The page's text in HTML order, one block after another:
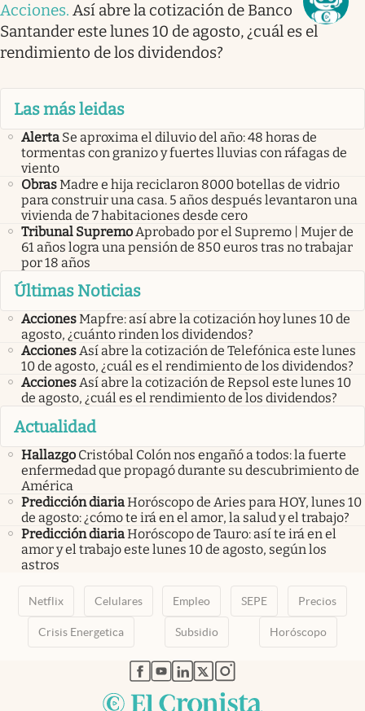
Acciones. Así abre la cotización de Banco
Santander este lunes 10 de agosto, ¿cuál es el
rendimiento de los dividendos?
Las más leidas
Alerta Se aproxima el diluvio del año: 48 horas de
tormentas con granizo y fuertes lluvias con ráfagas de
viento
ObrasMadre e hija reciclaron 8000 botellas de vidrio
para construir una casa. 5 años después levantaron una
vivienda de 7 habitaciones desde cero
Tribunal SupremoAprobado por el Supremo | Mujer de
61 años logra una pensión de 850 euros tras no trabajar
por 18 años
Últimas Noticias
AccionesMapfre: así abre la cotización hoy lunes 10 de
agosto, ¿cuánto rinden los dividendos?
AccionesAsí abre la cotización de Telefónica este lunes
10 de agosto, ¿cuál es el rendimiento de los dividendos?
AccionesAsí abre la cotización de Repsol este lunes 10
de agosto, ¿cuál es el rendimiento de los dividendos?
Actualidad
Hallazgo Cristóbal Colón nos engañó a todos: la fuerte
enfermedad que propagó durante su descubrimiento de
América
Predicción diariaHoróscopo de Aries para HOY, lunes 10
de agosto: ¿cómo te irá en el amor, la salud y el trabajo?
Predicción diariaHoróscopo de Tauro: así te irá en el
amor y el trabajo este lunes 10 de agosto, según los
astros
Netflix Celulares Empleo SEPE Precios
Crisis Energetica Subsidio Horóscopo
abre en nueva pestaña
abre en nueva pestaña
abre en nueva pestaña
abre en nueva pestaña
abre en nueva pestaña